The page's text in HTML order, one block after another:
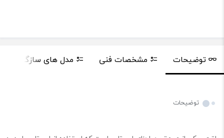
توضیحات مشخصات فنی مدل های سازگار
توضیحات